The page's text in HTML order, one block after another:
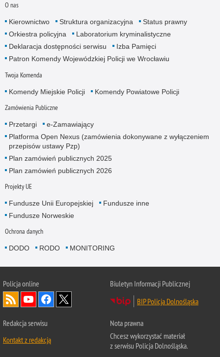
O nas
Kierownictwo Struktura organizacyjna
Status prawny
Orkiestra policyjna
Laboratorium kryminalistyczne
Deklaracja dostępności serwisu
Izba Pamięci
Patron Komendy Wojewódzkiej Policji we Wrocławiu
Twoja Komenda
Komendy Miejskie Policji Komendy Powiatowe Policji
Zamówienia Publiczne
Przetargi
e-Zamawiający
Platforma Open Nexus (zamówienia dokonywane z wyłączeniem
przepisów ustawy Pzp)
Plan zamówień publicznych 2025
Plan zamówień publicznych 2026
Projekty UE
Fundusze Unii Europejskiej
Fundusze inne
Fundusze Norweskie
Ochrona danych
DODO RODO MONITORING
Policjaonline
Biuletyn Informacji Publicznej
BIP Policja Dolnośląska
Redakcja serwisu
Kontakt z redakcją
Nota prawna
Chcesz wykorzystać materiał
z serwisu Policja Dolnośląska.